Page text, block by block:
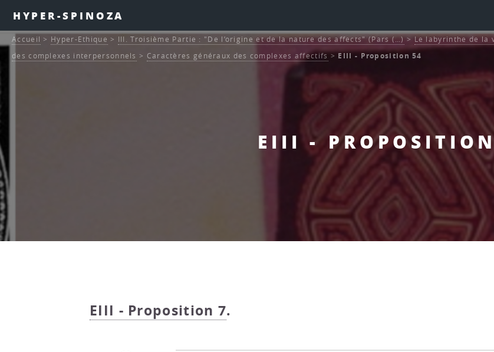
HYPER-SPINOZA
EIII -
Accueil > Hyper-Ethique > III. Troisième Partie : "De l’origine et de la nature des affects" (Pars (…)>Le labyrinthe de la
des complexes interpersonnels > Caractères généraux des complexes affectifs > EIII - Proposition 54
EIII - Proposition 7.